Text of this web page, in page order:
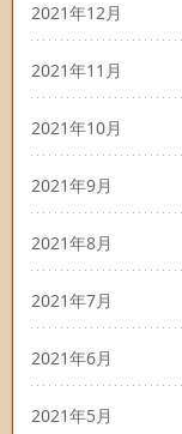
2021年12月
2021年11月
2021年10月
2021年9月
2021年8月
2021年7月
2021年6月
2021年5月